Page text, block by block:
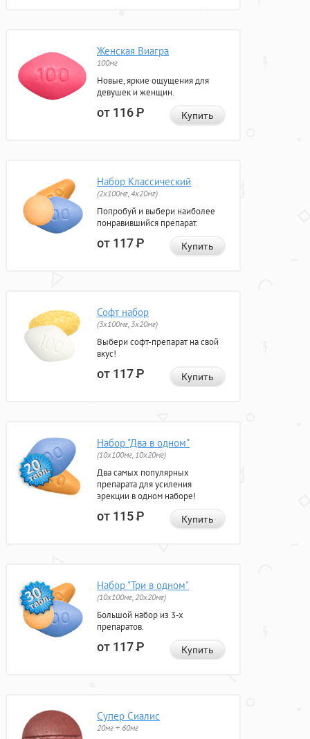
Женская Виагра
100мг
Новые, яркие ощущения для
девушек и женщин.
от 116Р Купить
Набор Классический
(2x100мг, 4x20мг)
Попробуй и выбери наиболее
понравившийся препарат.
от 117Р Купить
Софт набор
(3x100мг, 3x20мг)
Выбери софт-препарат на свой
вкус!
от 117Р Купить
Набор "Два в одном"
(10x100мг, 10x20мг)
Два самых популярных
препарата для усиления
эрекции в одном наборе!
от 115Р Купить
Набор "Три в одном"
(10x100мг, 20x20мг)
Большой набор из 3-х
препаратов.
от 117Р Купить
Супер Сиалис
20мг + 60мг